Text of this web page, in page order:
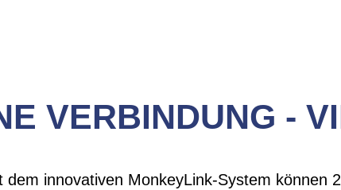
VERBINDUNG -
dem innovativen MonkeyLink-System können